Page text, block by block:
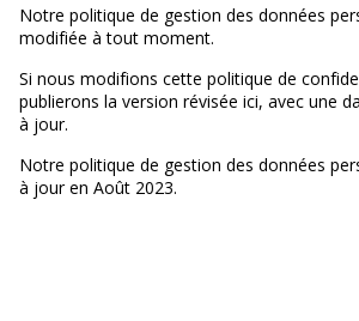
Notre politique de gestion des données
modifiée à tout moment.
Si nous modifions cette politique de
publierons la version révisée ici, avec une
à jour.
Notre politique de gestion des données
à jour en Août 2023.